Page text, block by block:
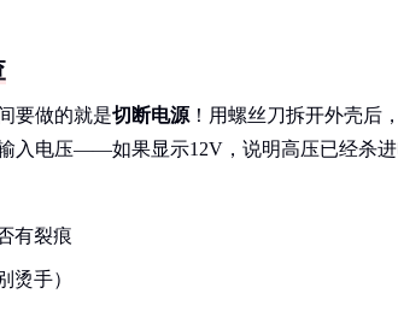
要做的就是切断电源 ！用螺丝刀拆开外壳后
入电压——如果显示12V，说明高压已经杀进
有裂痕
烫手）